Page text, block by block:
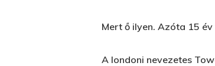
Mert ő ilyen. Azóta 15
A londoni nevezetes